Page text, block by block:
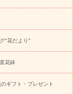
お祝い商品一覧
祝い
ー
花
四十九日法要以
“花だより”
花鉢
ギフト・プレゼント